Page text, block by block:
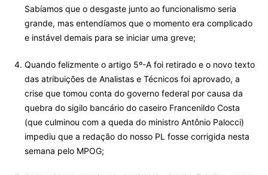
Sabíamos que o desgaste junto ao funcionalismo seria
grande, mas entendíamos que o momento era complicado
e instável demais para se iniciar uma greve;
Quando felizmente o artigo 5º-A foi retirado e o novo texto
das atribuições de Analistas e Técnicos foi aprovado, a
crise que tomou conta do governo federal por causa da
quebra do sigilo bancário do caseiro Francenildo Costa
(que culminou com a queda do ministro Antônio Palocci)
impediu que a redação do nosso PL fosse corrigida nesta
semana pelo MPOG;